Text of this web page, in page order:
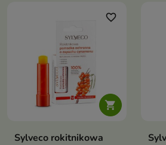
szorstkości, pozostawiając usta
nawilżone, odżywione,
wygładzone oraz pełne blasku i

favorite_border
Sylveco rokitnikowa